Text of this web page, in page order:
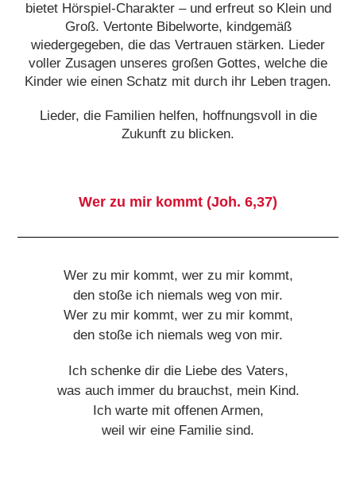
Wer zu mir kommt (Joh. 6,37)
Wer zu mir kommt, wer zu mir kommt,
den stoße ich niemals weg von mir.
Wer zu mir kommt, wer zu mir kommt,
den stoße ich niemals weg von mir.
Ich schenke dir die Liebe des Vaters,
was auch immer du brauchst, mein Kind.
Ich warte mit offenen Armen,
weil wir eine Familie sind.
bietet Hörspiel-Charakter – und erfreut so Klein und
Groß. Vertonte Bibelworte, kindgemäß
wiedergegeben, die das Vertrauen stärken. Lieder
voller Zusagen unseres großen Gottes, welche die
Kinder wie einen Schatz mit durch ihr Leben tragen.
Lieder, die Familien helfen, hoffnungsvoll in die
Zukunft zu blicken.